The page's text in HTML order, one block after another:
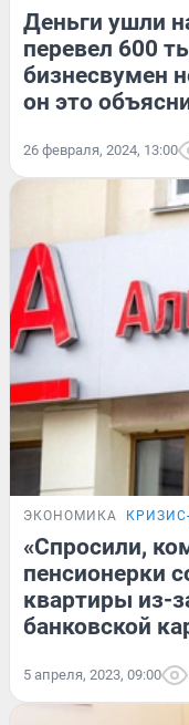
Деньги ушли
перевел 600
бизнесвумен
он это
26 февраля, 2024, 13:00
ЭКОНОМИКА
«Спросили,
пенсионерки
квартиры из-
банковской
5 апреля, 2023, 09:00